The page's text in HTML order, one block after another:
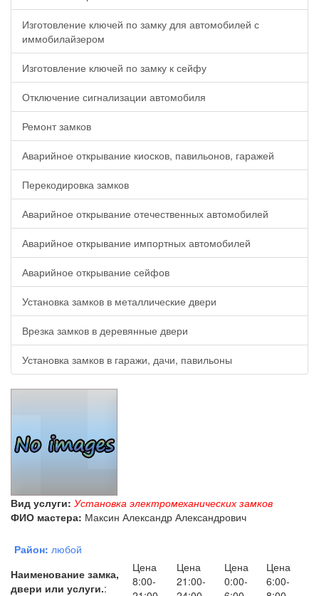
Изготовление ключей по замку для автомобилей с
иммобилайзером
Изготовление ключей по замку к сейфу
Отключение сигнализации автомобиля
Ремонт замков
Аварийное открывание киосков, павильонов, гаражей
Перекодировка замков
Аварийное открывание отечественных автомобилей
Аварийное открывание импортных автомобилей
Аварийное открывание сейфов
Установка замков в металлические двери
Врезка замков в деревянные двери
Установка замков в гаражи, дачи, павильоны
Вид услуги: Установка электромеханических замков
ФИО мастера: Максин Александр Александрович
Район: любой
Наименование замка,
двери или услуги.:
Цена
8:00-
Цена
21:00-
Цена
0:00-
Цена
6:00-